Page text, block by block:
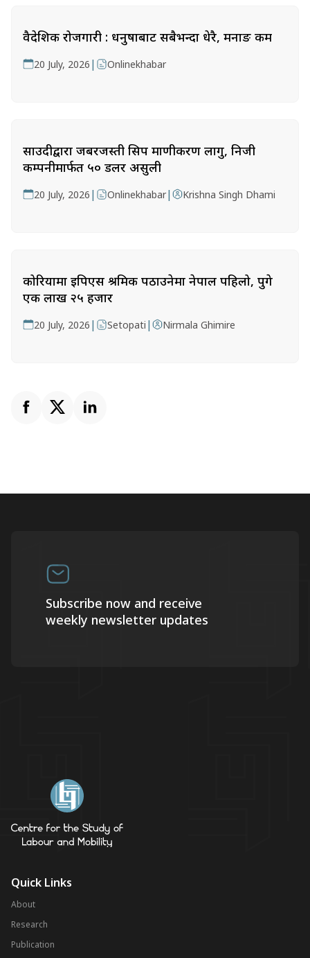
वैदेशिक रोजगारी : धनुषाबाट सबैभन्दा धेरै, मनाङ कम
20 July, 2026 | Onlinekhabar
साउदीद्वारा जबरजस्ती सिप प्रमाणीकरण लागु, निजी
कम्पनीमार्फत ५० डलर असुली
20 July, 2026 | Onlinekhabar| Krishna Singh Dhami
कोरियामा इपिएस श्रमिक पठाउनेमा नेपाल पहिलो, पुगे
एक लाख २५ हजार
20 July, 2026 | Setopati | Nirmala Ghimire
Subscribe now and receive
weekly newsletter updates
Quick Links
About
Research
Publication